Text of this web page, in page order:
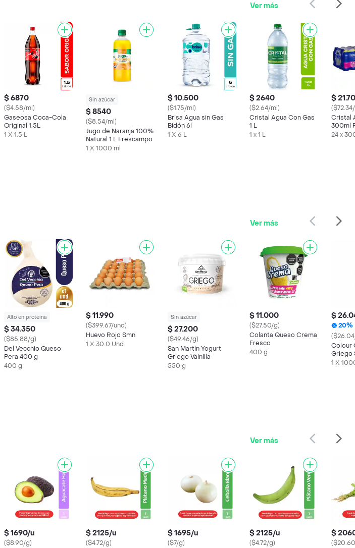
Ver más
$ 6870
($4.58/ml)
Gaseosa Coca-Cola
Original 1.5L
1 X 1.5 L
Sin azúcar
$ 8540
($8.54/ml)
Jugo de Naranja 100%
Natural 1 L Frescampo
1 X 1000 ml
$ 10.500
($1.75/ml)
Brisa Agua sin Gas
Bidón 6l
1 X 6 L
$ 2640
($2.64/ml)
Cristal Agua Con Gas
1 L
1 x 1 L
$
Cristal
300ml
24 x
Ver más
Alto en proteina
$ 34.350
($85.88/g)
Del Vecchio Queso
Pera 400 g
400 g
$ 11.990
($399.67/und)
Huevo Rojo Smn
1 X 30.0 Und
Sin azúcar
$ 27.200
($49.46/g)
San Martin Yogurt
Griego Vainilla
550 g
$ 11.000
($27.50/g)
Colanta Queso Crema
Fresco
400 g
$
20%
Colour
Griego
1 X
Ver más
$ 1690/u
($8.90/g)
$ 2125/u
($4.72/g)
$ 1695/u
($7/g)
$ 2125/u
($4.72/g)
$